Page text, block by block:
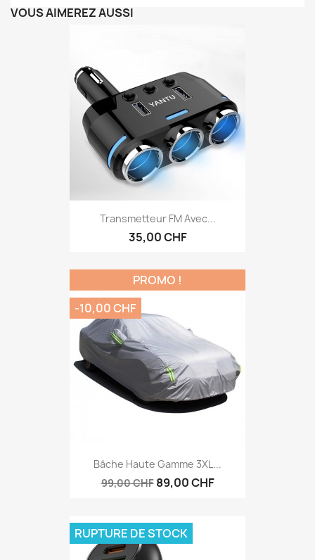
VOUS AIMEREZ AUSSI
Transmetteur FM Avec...
35,00 CHF
Bâche Haute Gamme 3XL...
99,00 CHF 89,00 CHF
PROMO !
-10,00 CHF
RUPTURE DE STOCK